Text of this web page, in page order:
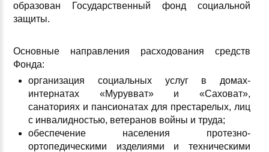
образован Государственный фонд социальной
защиты.
Основные направления расходования средств
Фонда:
организация социальных услуг в домах-
интернатах «Мурувват» и «Саховат»,
санаториях и пансионатах для престарелых, лиц
с инвалидностью, ветеранов войны и труда;
обеспечение населения протезно-
ортопедическими изделиями и техническими